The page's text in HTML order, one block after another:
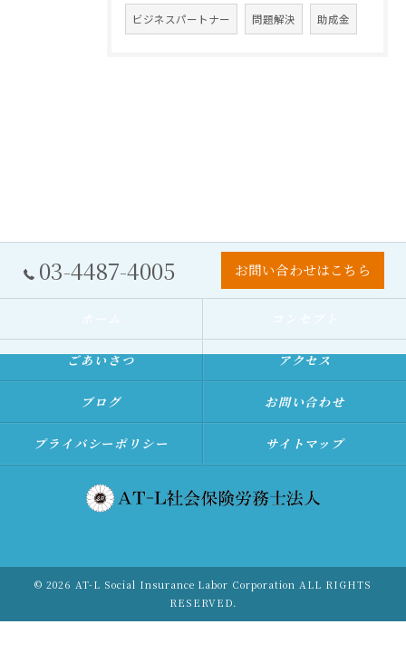
ビジネスパートナー 問題解決 助成金
03-4487-4005 お問い合わせはこちら
ごあいさつ アクセス
ブログ お問い合わせ
プライバシーポリシー サイトマップ
© 2026 AT-L Social Insurance Labor Corporation ALL RIGHTS
RESERVED.